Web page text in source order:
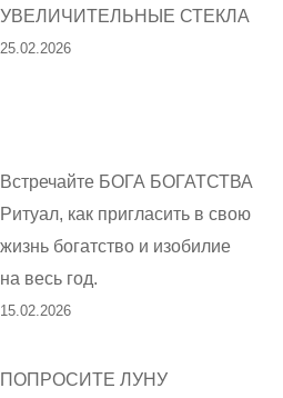
УВЕЛИЧИТЕЛЬНЫЕ СТЕКЛА
25.02.2026
Встречайте БОГА БОГАТСТВА
Ритуал, как пригласить в свою
жизнь богатство и изобилие
на весь год.
15.02.2026
ПОПРОСИТЕ ЛУНУ